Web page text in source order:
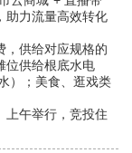
助力流量高效转化
供给对应规格的
位供给根底水电
）；美食、逛戏类
午举行，竞投住